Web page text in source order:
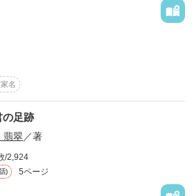
す...
で
な
ました。
する時間ないので、たまにレス遅いか
名
の足跡
翡翠／著
/2,924
) 5ページ